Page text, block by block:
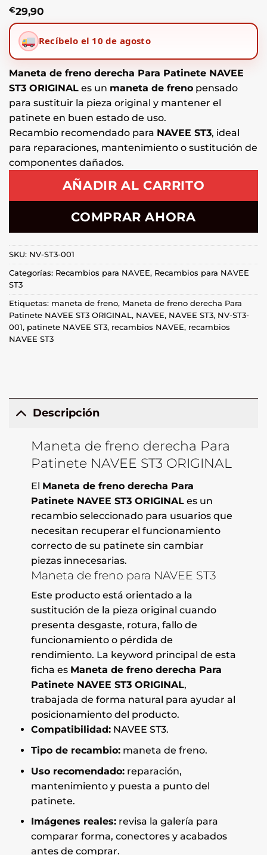
€29,90
Recíbelo el 10 de agosto
Maneta de freno derecha Para Patinete NAVEE
ST3 ORIGINAL es un maneta de freno pensado
para sustituir la pieza original y mantener el
patinete en buen estado de uso.
Recambio recomendado para NAVEE ST3, ideal
para reparaciones, mantenimiento o sustitución de
componentes dañados.
AÑADIR AL CARRITO
COMPRAR AHORA
SKU: NV-ST3-001
Categorías: Recambios para NAVEE, Recambios para NAVEE
ST3
Etiquetas: maneta de freno, Maneta de freno derecha Para
Patinete NAVEE ST3 ORIGINAL, NAVEE, NAVEE ST3, NV-ST3-
001, patinete NAVEE ST3, recambios NAVEE, recambios
NAVEE ST3
Descripción
Maneta de freno derecha Para
Patinete NAVEE ST3 ORIGINAL
El Maneta de freno derecha Para
Patinete NAVEE ST3 ORIGINALes un
recambio seleccionado para usuarios que
necesitan recuperar el funcionamiento
correcto de su patinete sin cambiar
piezas innecesarias.
Maneta de freno para NAVEE ST3
Este producto está orientado a la
sustitución de la pieza original cuando
presenta desgaste, rotura, fallo de
funcionamiento o pérdida de
rendimiento. La keyword principal de esta
ficha es Maneta de freno derecha Para
Patinete NAVEE ST3 ORIGINAL,
trabajada de forma natural para ayudar al
posicionamiento del producto.
Compatibilidad:NAVEE ST3.
Tipo de recambio:maneta de freno.
Uso recomendado:reparación,
mantenimiento y puesta a punto del
patinete.
Imágenes reales:revisa la galería para
comparar forma, conectores y acabados
antes de comprar.